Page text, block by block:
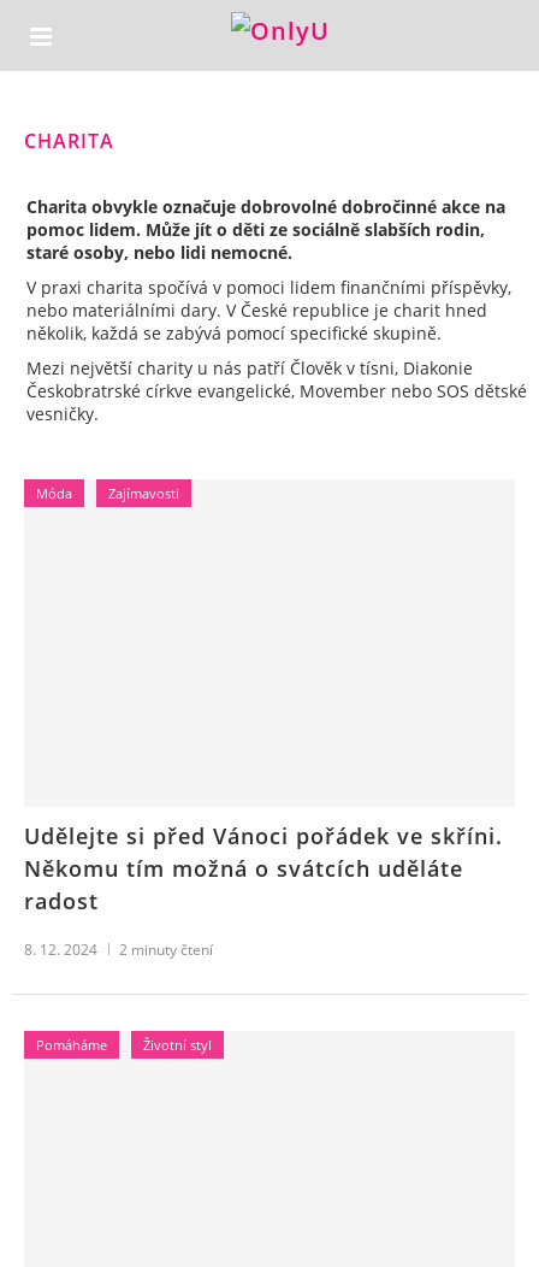
CHARITA
Charita obvykle označuje dobrovolné dobročinné akce na
pomoc lidem. Může jít o děti ze sociálně slabších rodin,
staré osoby, nebo lidi nemocné.
V praxi charita spočívá v pomoci lidem finančními příspěvky,
nebo materiálními dary. V České republice je charit hned
několik, každá se zabývá pomocí specifické skupině.
Mezi největší charity u nás patří Člověk v tísni, Diakonie
Českobratrské církve evangelické, Movember nebo SOS dětské
vesničky.
Móda Zajímavosti
Udělejte si před Vánoci pořádek ve skříni.
Někomu tím možná o svátcích uděláte
radost
8. 12. 2024 2 minuty čtení
Pomáháme Životní styl